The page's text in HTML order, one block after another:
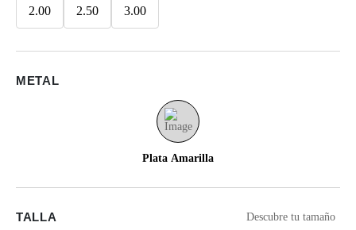
2.00 2.50 3.00
METAL
Plata Amarilla
TALLA Descubre tu tamaño